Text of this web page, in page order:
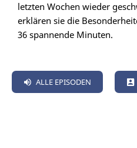
letzten Wochen wieder
erklären sie die
36 spannende Minuten.
ALLE EPISODEN